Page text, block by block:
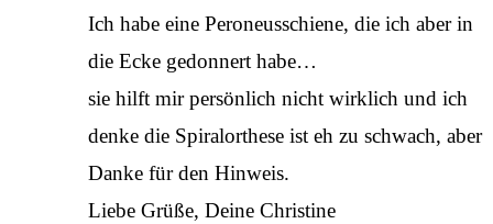
Ich habe eine Peroneusschiene, die ich aber in
die Ecke gedonnert habe…
sie hilft mir persönlich nicht wirklich und ich
denke die Spiralorthese ist eh zu schwach, aber
Danke für den Hinweis.
Liebe Grüße, Deine Christine